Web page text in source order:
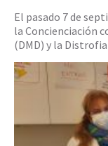
El pasado 7 de
la Concienciación
(DMD) y la